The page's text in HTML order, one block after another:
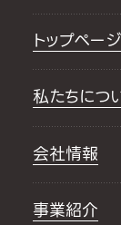
トップページ
私たちにつ
会社情報
事業紹介